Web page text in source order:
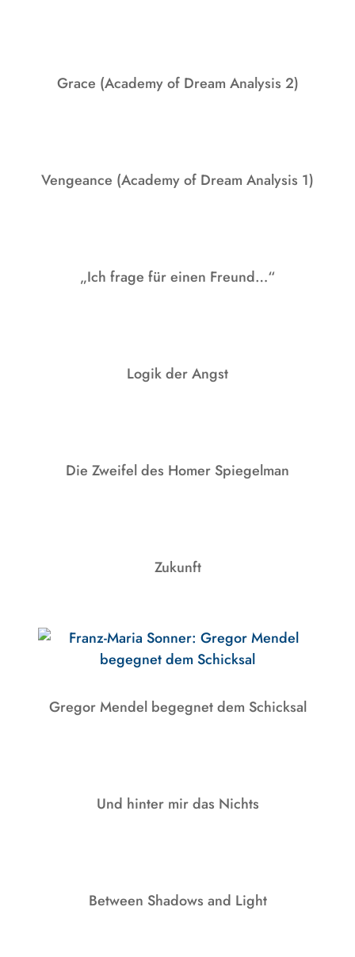
Grace (Academy of Dream Analysis 2)
Vengeance (Academy of Dream Analysis 1)
„Ich frage für einen Freund…“
Logik der Angst
Die Zweifel des Homer Spiegelman
Zukunft
Gregor Mendel begegnet dem Schicksal
Und hinter mir das Nichts
Between Shadows and Light